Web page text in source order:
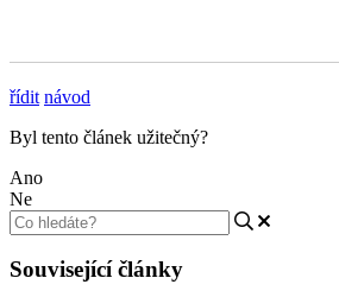
řídit návod
Byl tento článek užitečný?
Ano
Ne
Související články